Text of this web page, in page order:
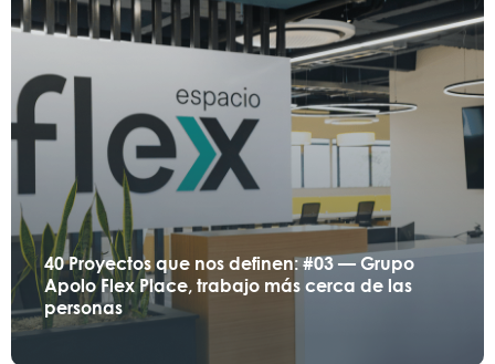
40 Proyectos que nos definen: #03 — Grupo
Apolo Flex Place, trabajo más cerca de las
personas